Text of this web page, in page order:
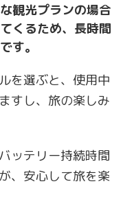
観光プランの場合
くるため、長時間
す。
を選ぶと、使用中
すし、旅の楽しみ
ッテリー持続時間
、安心して旅を楽